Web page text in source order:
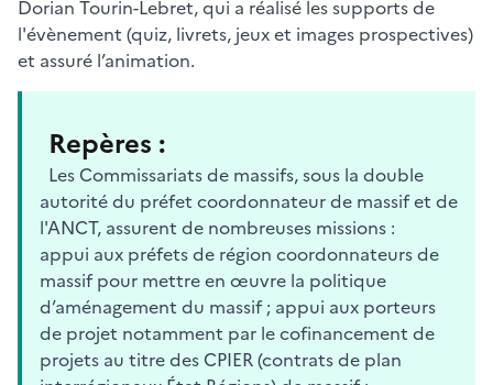
Dorian Tourin-Lebret, qui a réalisé les supports de
l'évènement (quiz, livrets, jeux et images prospectives)
et assuré l’animation.
Repères :
Les Commissariats de massifs, sous la double
autorité du préfet coordonnateur de massif et de
l'ANCT, assurent de nombreuses missions :
appui aux préfets de région coordonnateurs de
massif pour mettre en œuvre la politique
d’aménagement du massif ; appui aux porteurs
de projet notamment par le cofinancement de
projets au titre des CPIER (contrats de plan